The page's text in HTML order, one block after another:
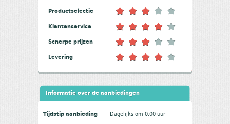
Productselectie
Klantenservice
Scherpe prijzen
Levering
Informatie over de aanbiedingen
Tijdstip aanbieding Dagelijks om 0.00 uur